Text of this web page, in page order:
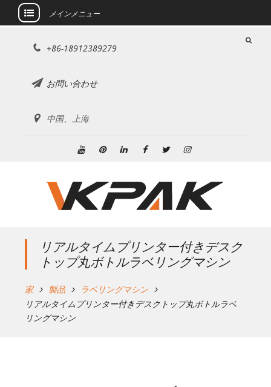
メインメニュー
+86-18912389279
お問い合わせ
中国、上海
チ
ュ
ブ
タ
レ
ト
ク
ン
イ
ス
ク
ッ
タ
ス
タ
ラ
ム
リアルタイムプリンター付きデスク
トップ丸ボトルラベリングマシン
家 製品
ラベリングマシン
リアルタイムプリンター付きデスクトップ丸ボトルラベ
リングマシン